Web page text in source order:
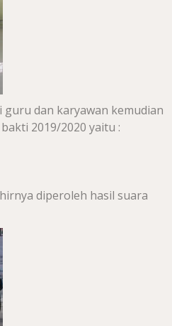
guru dan karyawan kemudian
2019/2020 yaitu :
diperoleh hasil suara